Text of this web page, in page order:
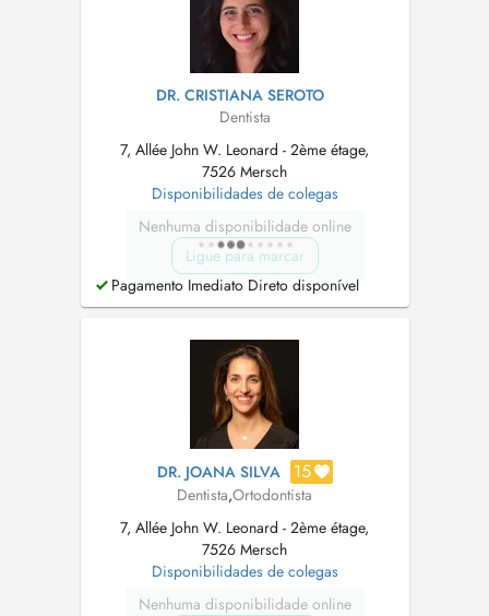
DR. CRISTIANA SEROTO
Dentista
7, Allée John W. Leonard - 2ème étage,
7526 Mersch
Disponibilidades de colegas
Nenhuma disponibilidade online
Ligue para marcar
Pagamento Imediato Direto disponível
DR. JOANA SILVA 15
Dentista,Ortodontista
7, Allée John W. Leonard - 2ème étage,
7526 Mersch
Disponibilidades de colegas
Nenhuma disponibilidade online